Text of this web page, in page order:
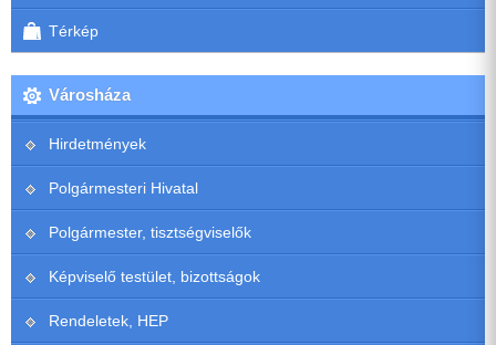
Térkép
Városháza
Hirdetmények
Polgármesteri Hivatal
Polgármester, tisztségviselők
Képviselő testület, bizottságok
Rendeletek, HEP